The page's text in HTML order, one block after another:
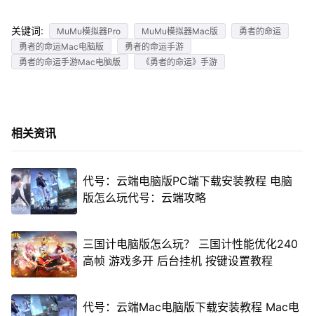
关键词: MuMu模拟器Pro MuMu模拟器Mac版
勇者的命运
勇者的命运Mac电脑版
勇者的命运手游
勇者的命运手游Mac电脑版
《勇者的命运》手游
相关资讯
代号：云端电脑版PC端下载安装教程 电脑
版怎么玩代号：云端攻略
三国计电脑版怎么玩？ 三国计性能优化240
高帧 游戏多开 后台挂机 按键设置教程
代号：云端Mac电脑版下载安装教程 Mac电